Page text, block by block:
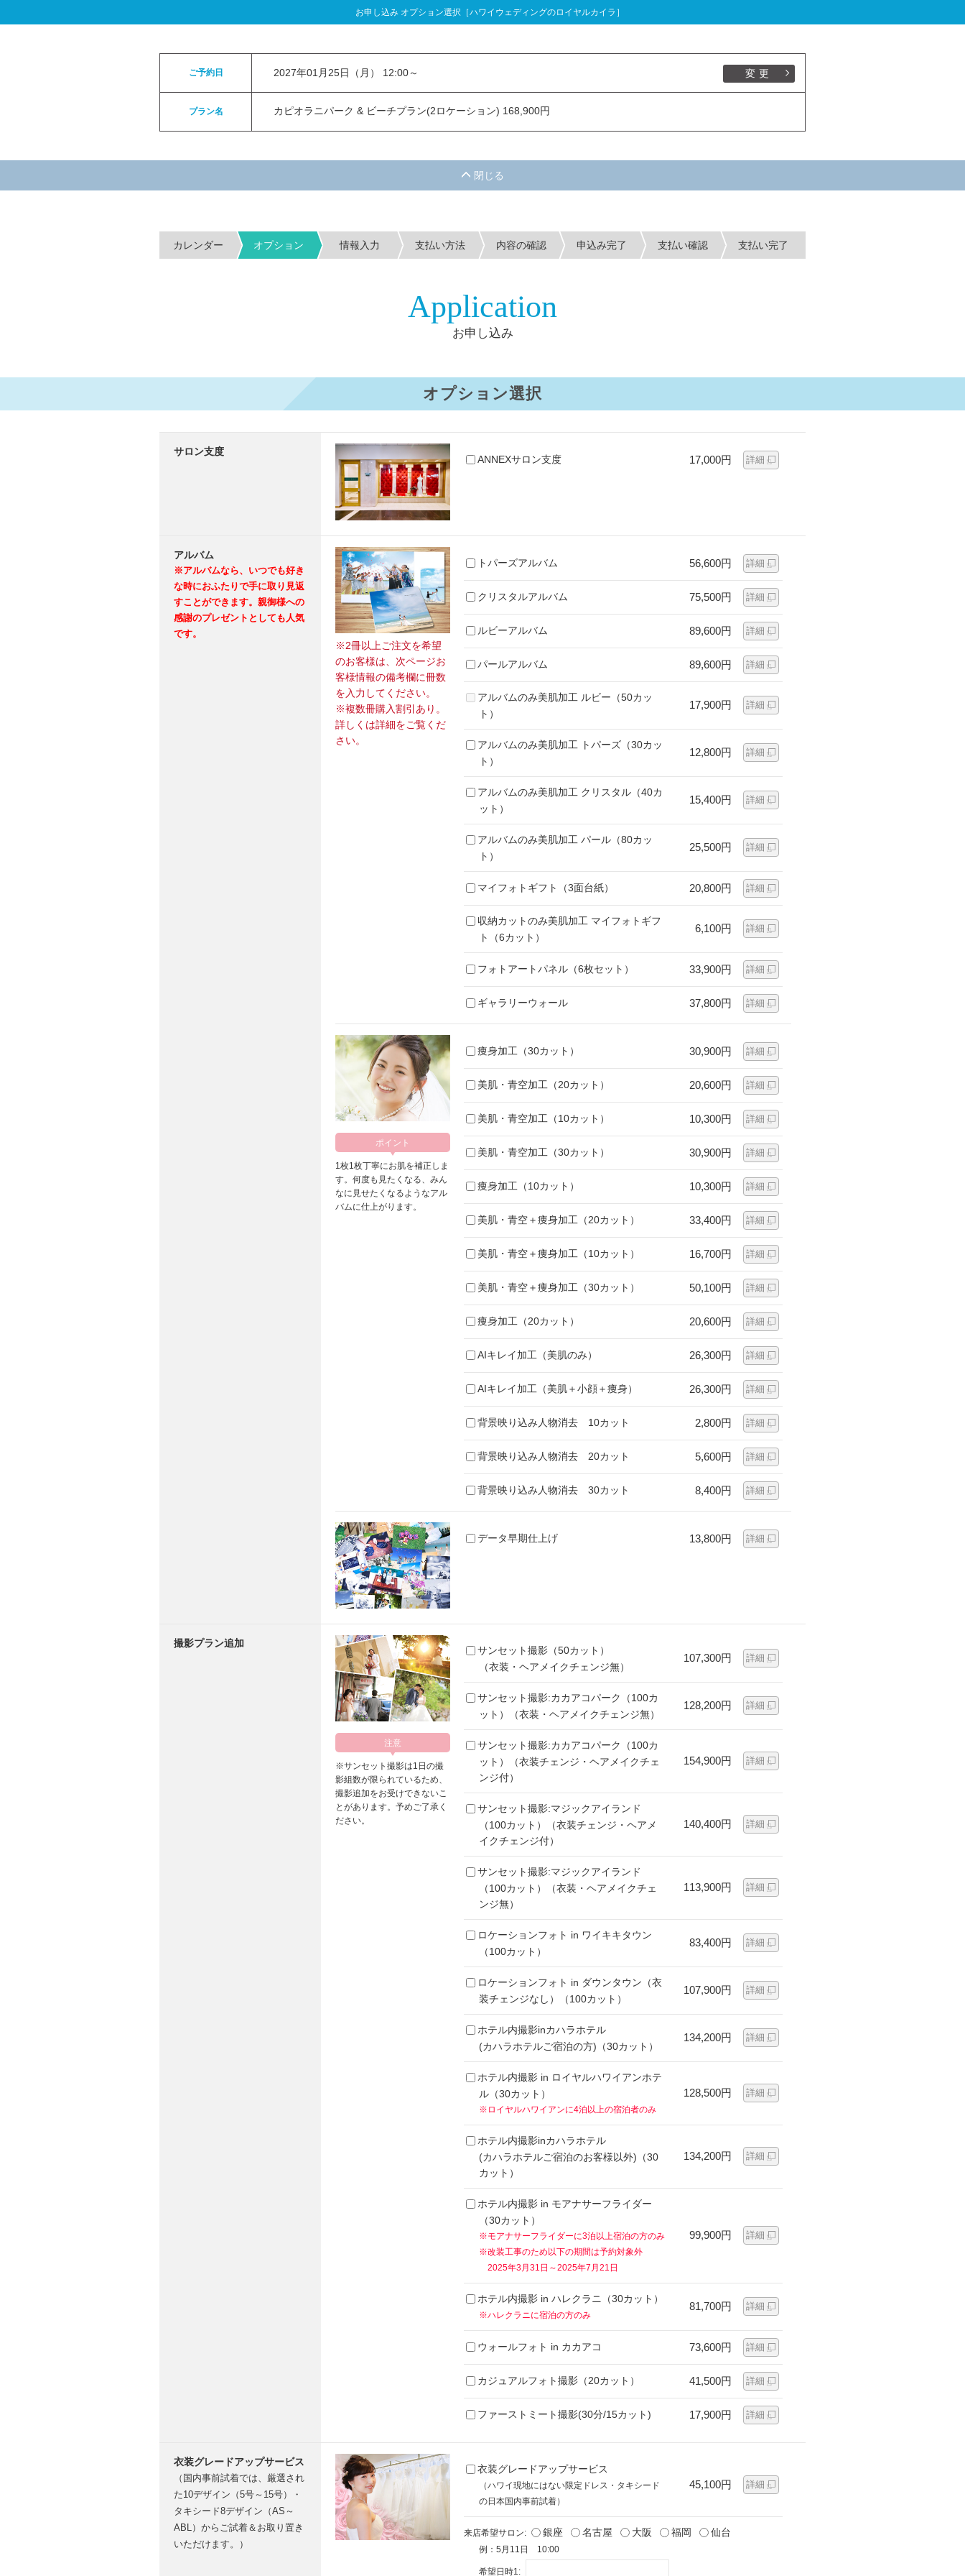
お申し込み オプション選択
お申し込み オプション選択［ハワイウェディングのロイヤルカイラ］
ご予約日 2027年01月25日（月） 12:00～ 変更
プラン名 カピオラニパーク & ビーチプラン(2ロケーション) 168,900円
カレンダー オプション 情報入力 支払い方法 内容の確認 申込み完了 支払い確認 支払い完了
Application
お申し込み
オプション選択
サロン支度
ANNEXサロン支度 17,000円 詳細
アルバム
※アルバムなら、いつでも好き
な時におふたりで手に取り見返
すことができます。親御様への
感謝のプレゼントとしても人気
です。
※2冊以上ご注文を希望
のお客様は、次ページお
客様情報の備考欄に冊数
を入力してください。
※複数冊購入割引あり。
詳しくは詳細をご覧くだ
さい。
トパーズアルバム 56,600円 詳細
クリスタルアルバム 75,500円 詳細
ルビーアルバム 89,600円 詳細
パールアルバム 89,600円 詳細
アルバムのみ美肌加工 ルビー（50カッ
ト）
17,900円 詳細
アルバムのみ美肌加工 トパーズ（30カッ
ト）
12,800円 詳細
アルバムのみ美肌加工 クリスタル（40カ
ット）
15,400円 詳細
アルバムのみ美肌加工 パール（80カッ
ト）
25,500円 詳細
マイフォトギフト（3面台紙） 20,800円 詳細
収納カットのみ美肌加工 マイフォトギフ
ト（6カット）
6,100円 詳細
フォトアートパネル（6枚セット） 33,900円 詳細
ギャラリーウォール 37,800円 詳細
1枚1枚丁寧にお肌を補正しま
す。何度も見たくなる、みん
なに見せたくなるようなアル
バムに仕上がります。
痩身加工（30カット） 30,900円 詳細
美肌・青空加工（20カット） 20,600円 詳細
美肌・青空加工（10カット） 10,300円 詳細
美肌・青空加工（30カット） 30,900円 詳細
痩身加工（10カット） 10,300円 詳細
美肌・青空＋痩身加工（20カット） 33,400円 詳細
美肌・青空＋痩身加工（10カット） 16,700円 詳細
美肌・青空＋痩身加工（30カット） 50,100円 詳細
痩身加工（20カット） 20,600円 詳細
AIキレイ加工（美肌のみ） 26,300円 詳細
AIキレイ加工（美肌＋小顔＋痩身） 26,300円 詳細
背景映り込み人物消去 10カット 2,800円 詳細
背景映り込み人物消去 20カット 5,600円 詳細
背景映り込み人物消去 30カット 8,400円 詳細
データ早期仕上げ 13,800円 詳細
撮影プラン追加
※サンセット撮影は1日の撮
影組数が限られているため、
撮影追加をお受けできないこ
とがあります。予めご了承く
ださい。
サンセット撮影（50カット）
（衣装・ヘアメイクチェンジ無）
107,300円 詳細
サンセット撮影:カカアコパーク（100カ
ット）（衣装・ヘアメイクチェンジ無）
128,200円 詳細
サンセット撮影:カカアコパーク（100カ
ット）（衣装チェンジ・ヘアメイクチェ
ンジ付）
154,900円 詳細
サンセット撮影:マジックアイランド
（100カット）（衣装チェンジ・ヘアメ
イクチェンジ付）
140,400円 詳細
サンセット撮影:マジックアイランド
（100カット）（衣装・ヘアメイクチェ
ンジ無）
113,900円 詳細
ロケーションフォト in ワイキキタウン
（100カット）
83,400円 詳細
ロケーションフォト in ダウンタウン（衣
装チェンジなし）（100カット）
107,900円 詳細
ホテル内撮影inカハラホテル
(カハラホテルご宿泊の方)（30カット）
134,200円 詳細
ホテル内撮影 in ロイヤルハワイアンホテ
ル（30カット）
※ロイヤルハワイアンに4泊以上の宿泊者のみ
128,500円 詳細
ホテル内撮影inカハラホテル
(カハラホテルご宿泊のお客様以外)（30
カット）
134,200円 詳細
ホテル内撮影 in モアナサーフライダー
（30カット）
※モアナサーフライダーに3泊以上宿泊の方のみ
※改装工事のため以下の期間は予約対象外
2025年3月31日～2025年7月21日
99,900円 詳細
ホテル内撮影 in ハレクラニ（30カット）
※ハレクラニに宿泊の方のみ
81,700円 詳細
ウォールフォト in カカアコ 73,600円 詳細
カジュアルフォト撮影（20カット） 41,500円 詳細
ファーストミート撮影(30分/15カット) 17,900円 詳細
衣装グレードアップサービス
（国内事前試着では、厳選され
た10デザイン（5号～15号）・
タキシード8デザイン（AS～
ABL）からご試着＆お取り置き
いただけます。）
衣装グレードアップサービス
（ハワイ現地にはない限定ドレス・タキシード
の日本国内事前試着）
45,100円 詳細
来店希望サロン: 銀座 名古屋 大阪 福岡 仙台
例：5月11日 10:00
希望日時1: